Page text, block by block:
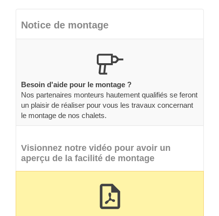
Notice de montage
Besoin d'aide pour le montage ?
Nos partenaires monteurs hautement qualifiés se feront
un plaisir de réaliser pour vous les travaux concernant
le montage de nos chalets.
Visionnez notre vidéo pour avoir un
aperçu de la facilité de montage